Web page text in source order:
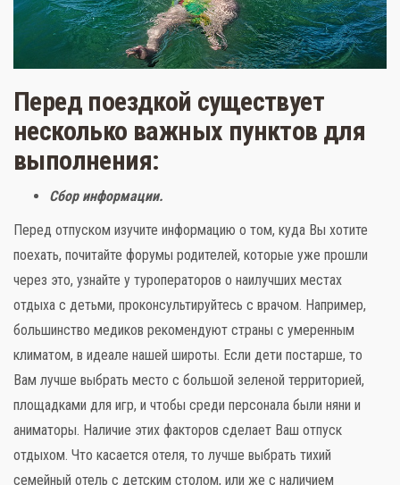
Перед поездкой существует
несколько важных пунктов для
выполнения:
Сбор информации.
Перед отпуском изучите информацию о том, куда Вы хотите
поехать, почитайте форумы родителей, которые уже прошли
через это, узнайте у туроператоров о наилучших местах
отдыха с детьми, проконсультируйтесь с врачом. Например,
большинство медиков рекомендуют страны с умеренным
климатом, в идеале нашей широты. Если дети постарше, то
Вам лучше выбрать место с большой зеленой территорией,
площадками для игр, и чтобы среди персонала были няни и
аниматоры. Наличие этих факторов сделает Ваш отпуск
отдыхом. Что касается отеля, то лучше выбрать тихий
семейный отель с детским столом, или же с наличием